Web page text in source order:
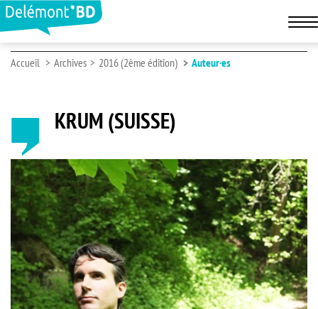
Accueil Archives 2016 (2ème édition) Auteur·es
KRUM (SUISSE)